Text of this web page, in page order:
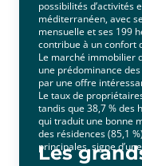
possibilités d’activités
méditerranéen, avec
mensuelle et ses 199
contribue à un confort
Le marché immobilier
une prédominance
par une offre
Le taux de
tandis que 38,7 % des
qui traduit une bonne
des résidences (85,1
principales, signe
Les